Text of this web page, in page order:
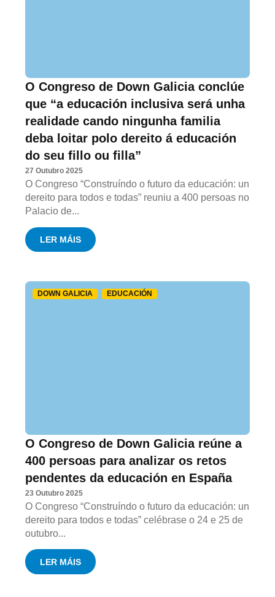
O Congreso de Down Galicia conclúe
que “a educación inclusiva será unha
realidade cando ningunha familia
deba loitar polo dereito á educación
do seu fillo ou filla”
27 Outubro 2025
O Congreso “Construíndo o futuro da educación: un
dereito para todos e todas” reuniu a 400 persoas no
Palacio de...
LER MÁIS
DOWN GALICIA EDUCACIÓN
O Congreso de Down Galicia reúne a
400 persoas para analizar os retos
pendentes da educación en España
23 Outubro 2025
O Congreso “Construíndo o futuro da educación: un
dereito para todos e todas” celébrase o 24 e 25 de
outubro...
LER MÁIS